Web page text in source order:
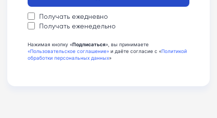
Получать ежедневно
Получать еженедельно
Нажимая кнопку «Подписаться», вы принимаете
«Пользовательское соглашение» и даёте согласие с «Политикой
обработки персональных данных»